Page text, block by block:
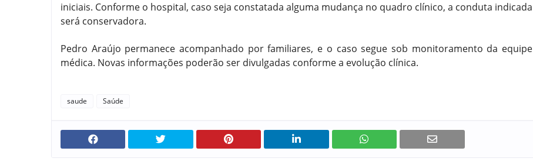
iniciais. Conforme o hospital, caso seja constatada alguma mudança no quadro clínico, a conduta indicada
será conservadora.
Pedro Araújo permanece acompanhado por familiares, e o caso segue sob monitoramento da equipe
médica. Novas informações poderão ser divulgadas conforme a evolução clínica.
saude Saúde